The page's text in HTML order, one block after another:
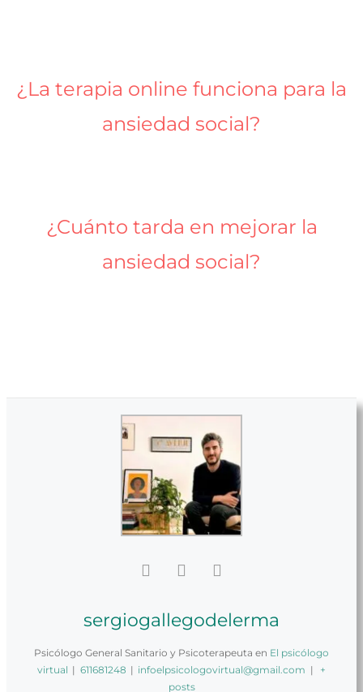
¿La terapia online funciona para la
ansiedad social?
¿Cuánto tarda en mejorar la
ansiedad social?
sergiogallegodelerma
Psicólogo General Sanitario y Psicoterapeuta en El psicólogo
virtual | 611681248 | infoelpsicologovirtual@gmail.com |
+
posts